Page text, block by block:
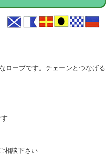
ロープです。チェーンとつなげる
相談下さい